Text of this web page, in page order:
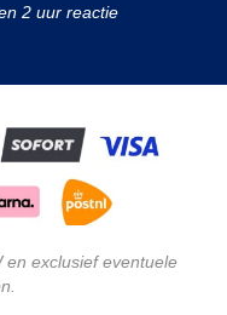
2 uur reactie
en exclusief eventuele